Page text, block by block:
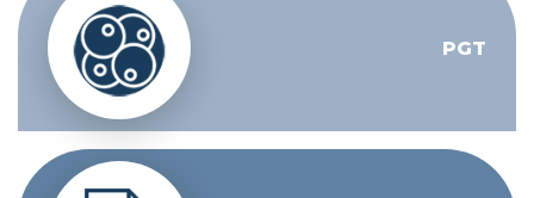
PGT